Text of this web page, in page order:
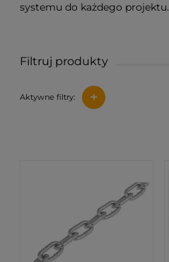
Filtruj produkty
Aktywne filtry: +
systemu do każdego projektu.